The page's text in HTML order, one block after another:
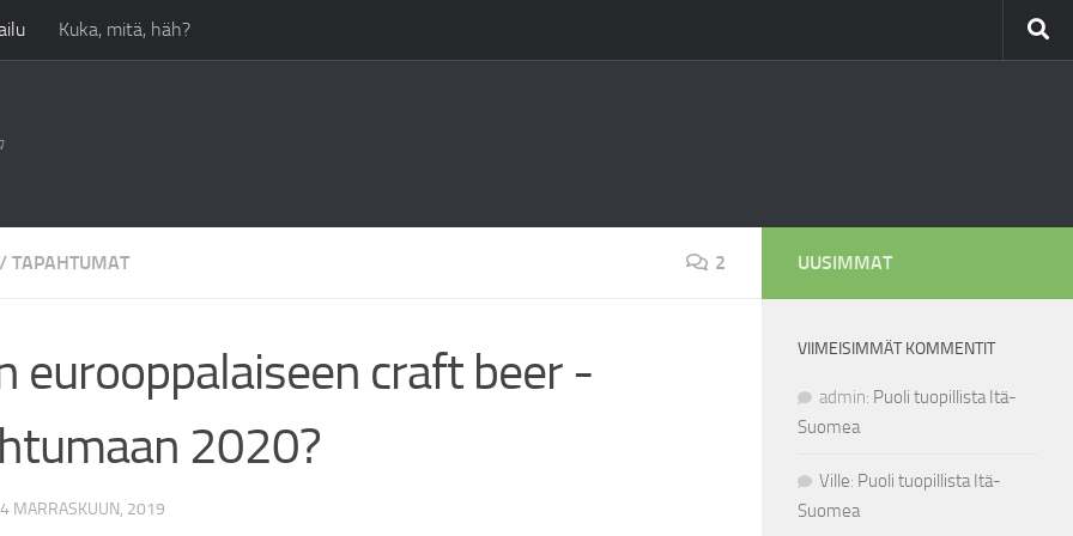
Kuka, mitä, häh?
/ TAPAHTUMAT 2
eurooppalaiseen craft beer -
2020?
MARRASKUUN, 2019
UUSIMMAT
VIIMEISIMMÄT KOMMENTIT
admin: Puoli tuopillista Itä-
Suomea
Ville: Puoli tuopillista Itä-
Suomea